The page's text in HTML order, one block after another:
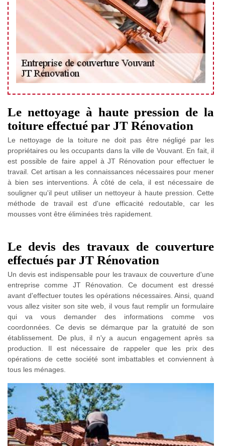
Le nettoyage à haute pression de la
toiture effectué par JT Rénovation
Le nettoyage de la toiture ne doit pas être négligé par les
propriétaires ou les occupants dans la ville de Vouvant. En fait, il
est possible de faire appel à JT Rénovation pour effectuer le
travail. Cet artisan a les connaissances nécessaires pour mener
à bien ses interventions. À côté de cela, il est nécessaire de
souligner qu'il peut utiliser un nettoyeur à haute pression. Cette
méthode de travail est d'une efficacité redoutable, car les
mousses vont être éliminées très rapidement.
Le devis des travaux de couverture
effectués par JT Rénovation
Un devis est indispensable pour les travaux de couverture d'une
entreprise comme JT Rénovation. Ce document est dressé
avant d'effectuer toutes les opérations nécessaires. Ainsi, quand
vous allez visiter son site web, il vous faut remplir un formulaire
qui va vous demander des informations comme vos
coordonnées. Ce devis se démarque par la gratuité de son
établissement. De plus, il n'y a aucun engagement après sa
production. Il est nécessaire de rappeler que les prix des
opérations de cette société sont imbattables et conviennent à
tous les ménages.